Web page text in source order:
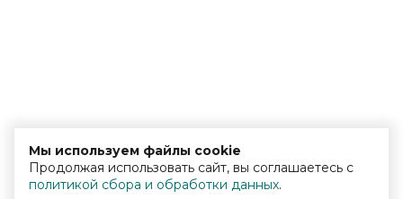
Мы используем файлы cookie
Продолжая использовать сайт, вы соглашаетесь с
политикой сбора и обработки данных.